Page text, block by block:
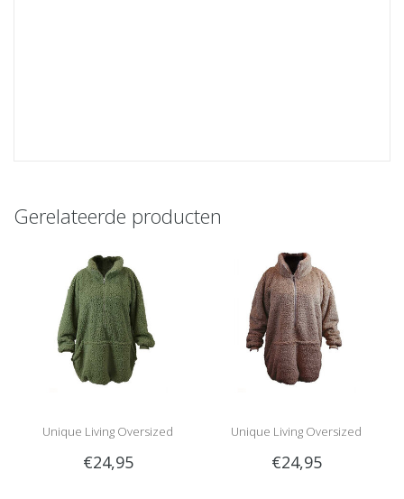
Gerelateerde producten
Unique Living Oversized
Hoodie Willow Lang (Winter
€24,95
Unique Living Oversized
Hoodie Willow Lang (Taupe)
€24,95